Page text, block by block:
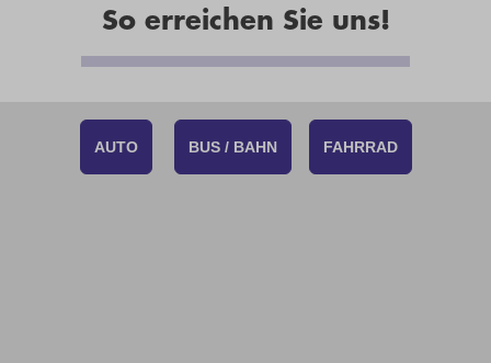
So erreichen Sie uns!
AUTO BUS / BAHN FAHRRAD